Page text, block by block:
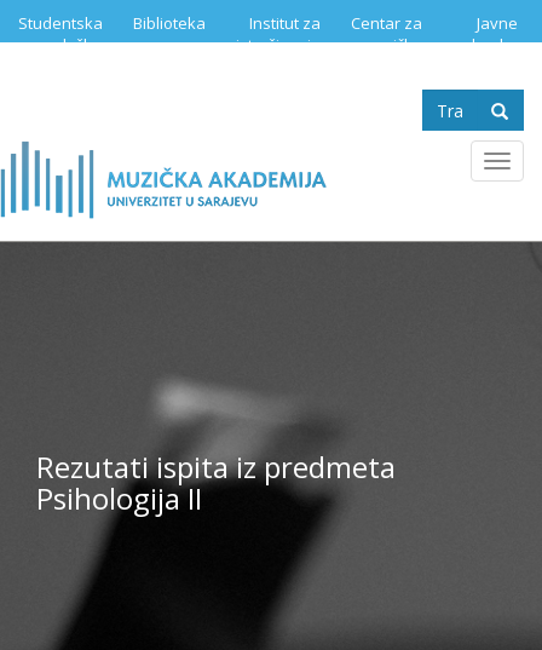
Studentska
služba
Biblioteka
Institut za
istraživanje
Centar za
muzičku
Javne
nabavke
Search
form
Rezutati ispita iz predmeta
Psihologija II